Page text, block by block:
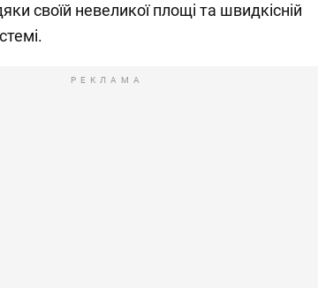
своїй невеликої площі та швидкісній
РЕКЛАМА